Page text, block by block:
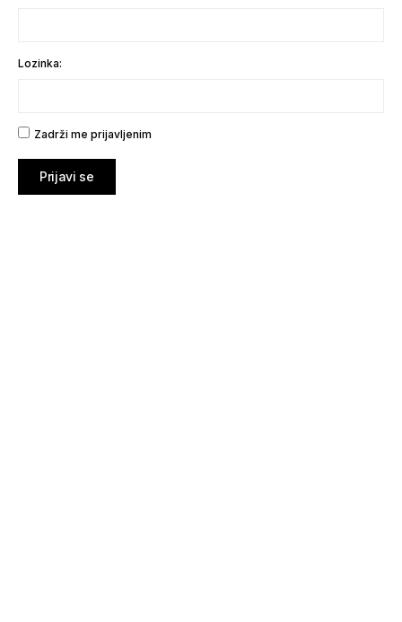
Lozinka:
Zadrži me prijavljenim
Prijavi se